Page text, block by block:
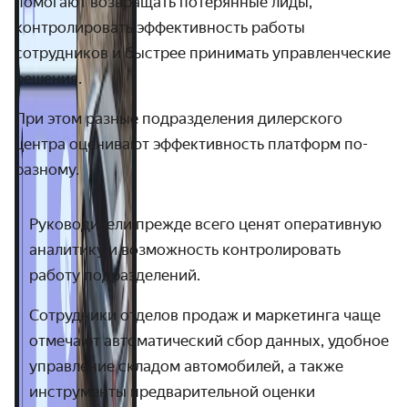
контролировать эффективность работы
сотрудников и быстрее принимать управленческие
решения.
При этом разные подразделения дилерского
центра оценивают эффективность платформ по-
разному.
Руководители прежде всего ценят оперативную
аналитику и возможность контролировать
работу подразделений.
Сотрудники отделов продаж и маркетинга чаще
отмечают автоматический сбор данных, удобное
управление складом автомобилей, а также
инструменты предварительной оценки